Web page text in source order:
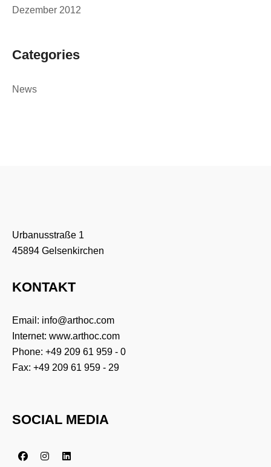
Dezember 2012
Categories
News
Urbanusstraße 1
45894 Gelsenkirchen
KONTAKT
Email: info@arthoc.com
Internet: www.arthoc.com
Phone: +49 209 61 959 - 0
Fax: +49 209 61 959 - 29
SOCIAL MEDIA